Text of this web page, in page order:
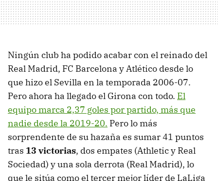
Ningún club ha podido acabar con el reinado del
Real Madrid, FC Barcelona y Atlético desde lo
que hizo el Sevilla en la temporada 2006-07.
Pero ahora ha llegado el Girona con todo. El
equipo marca 2,37 goles por partido, más que
nadie desde la 2019-20. Pero lo más
sorprendente de su hazaña es sumar 41 puntos
tras 13 victorias, dos empates (Athletic y Real
Sociedad) y una sola derrota (Real Madrid), lo
que le sitúa como el tercer mejor líder de LaLiga